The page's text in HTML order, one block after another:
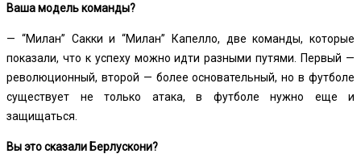
Ваша модель команды?
— “Милан” Сакки и “Милан” Капелло, две команды, которые
показали, что к успеху можно идти разными путями. Первый —
революционный, второй — более основательный, но в футболе
существует не только атака, в футболе нужно еще и
защищаться.
Вы это сказали Берлускони?